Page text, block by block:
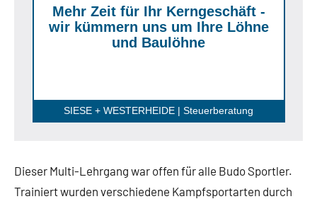
Mehr Zeit für Ihr Kerngeschäft -
wir kümmern uns um Ihre Löhne
und Baulöhne
SIESE + WESTERHEIDE | Steuerberatung
Dieser Multi-Lehrgang war offen für alle Budo Sportler.
Trainiert wurden verschiedene Kampfsportarten durch